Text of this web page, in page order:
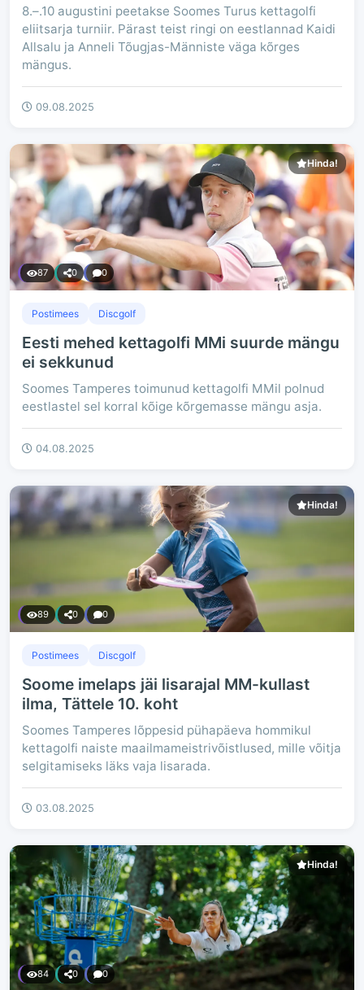
8.–.10 augustini peetakse Soomes Turus kettagolfi
eliitsarja turniir. Pärast teist ringi on eestlannad Kaidi
Allsalu ja Anneli Tõugjas-Männiste väga kõrges
mängus.
09.08.2025
Hinda!
87 0 0
Postimees Discgolf
Eesti mehed kettagolfi MMi suurde mängu
ei sekkunud
Soomes Tamperes toimunud kettagolfi MMil polnud
eestlastel sel korral kõige kõrgemasse mängu asja.
04.08.2025
Hinda!
89 0 0
Postimees Discgolf
Soome imelaps jäi lisarajal MM-kullast
ilma, Tättele 10. koht
Soomes Tamperes lõppesid pühapäeva hommikul
kettagolfi naiste maailmameistrivõistlused, mille võitja
selgitamiseks läks vaja lisarada.
03.08.2025
Hinda!
84 0 0